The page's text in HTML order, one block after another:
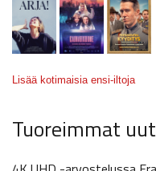
Lisää kotimaisia ensi-iltoja
Tuoreimmat